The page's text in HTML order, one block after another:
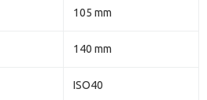
105 mm
140 mm
ISO40